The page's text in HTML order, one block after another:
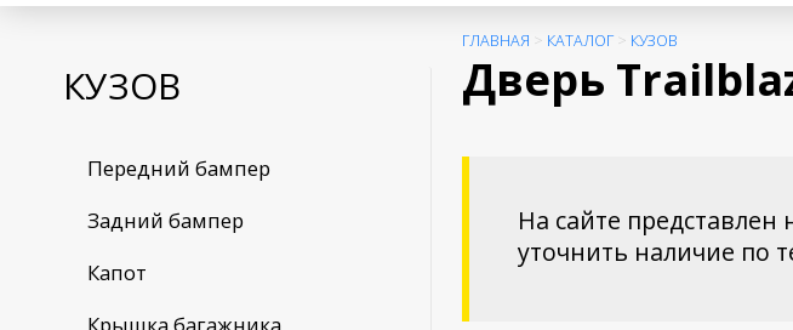
КУЗОВ
Передний бампер
Задний бампер
Капот
ГЛАВНАЯ > КАТАЛОГ> КУЗОВ
Дверь
На сайте
уточнить наличие по